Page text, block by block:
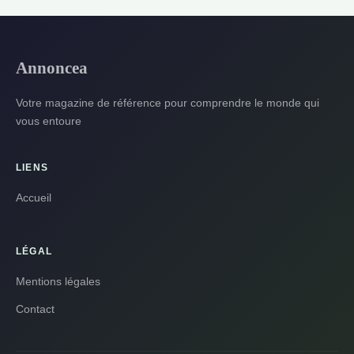
Annoncea
Votre magazine de référence pour comprendre le monde qui
vous entoure
LIENS
Accueil
LÉGAL
Mentions légales
Contact